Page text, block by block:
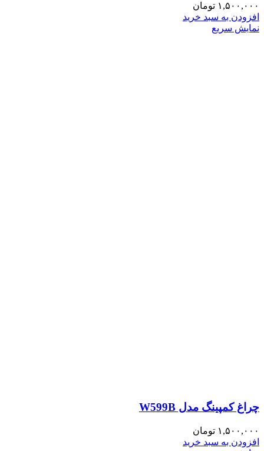
۱,۵۰۰,۰۰۰ تومان
افزودن به سبد خرید
نمایش سریع
چراغ کمپینگ مدل W599B
۱,۵۰۰,۰۰۰ تومان
افزودن به سبد خرید